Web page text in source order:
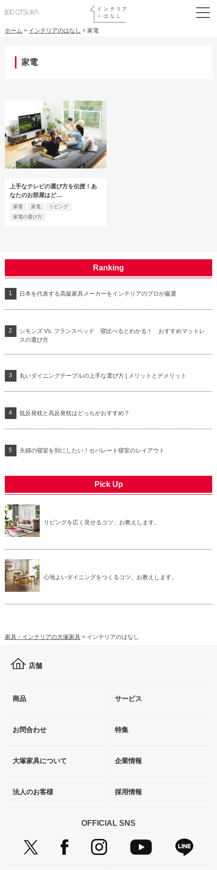
ホーム > インテリアのはなし > 家電
家電
上手なテレビの選び方を伝授！あ
なたのお部屋はど…
家電 家電
リビング
家電の選び方
Ranking
日本を代表する高級家具メーカーをインテリアのプロが厳選
シモンズ Vs. フランスベッド 寝比べるとわかる！ おすすめマットレ
スの選び方
丸いダイニングテーブルの上手な選び方 | メリットとデメリット
低反発枕と高反発枕はどっちがおすすめ？
夫婦の寝室を別にしたい！セパレート寝室のレイアウト
Pick Up
リビングを広く見せるコツ、お教えします。
心地よいダイニングをつくるコツ、お教えします。
家具・インテリアの大塚家具 > インテリアのはなし
店舗
商品 サービス
お問合わせ 特集
大塚家具について 企業情報
法人のお客様 採用情報
OFFICIAL SNS